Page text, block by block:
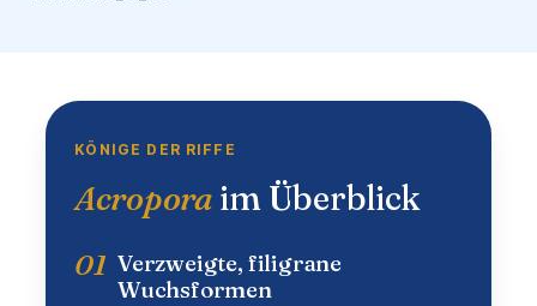
KÖNIGE DER RIFFE
Acropora im Überblick
01 Verzweigte, filigrane
Wuchsformen